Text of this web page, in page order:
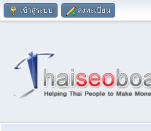
เข้าสู่ระบบ ลงทะเบียน